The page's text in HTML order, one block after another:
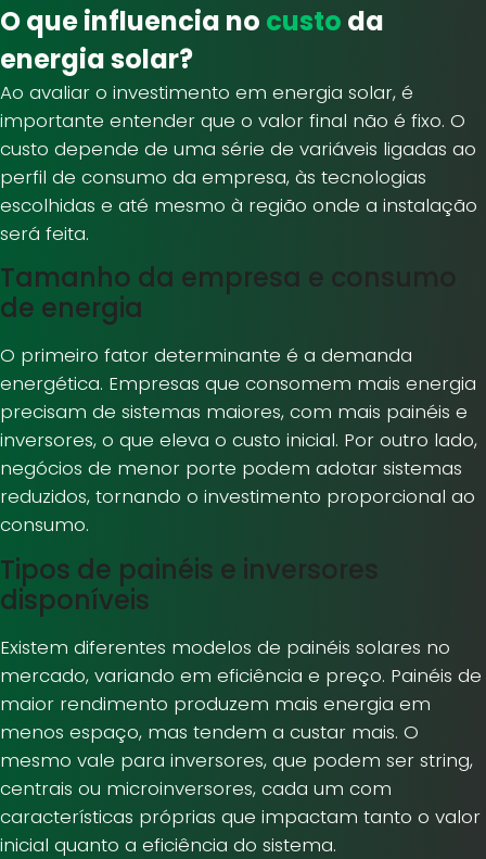
O que influencia no custo da
energia solar?
Ao avaliar o investimento em energia solar, é
importante entender que o valor final não é fixo. O
custo depende de uma série de variáveis ligadas ao
perfil de consumo da empresa, às tecnologias
escolhidas e até mesmo à região onde a instalação
será feita.
Tamanho da empresa e consumo
de energia
O primeiro fator determinante é a demanda
energética. Empresas que consomem mais energia
precisam de sistemas maiores, com mais painéis e
inversores, o que eleva o custo inicial. Por outro lado,
negócios de menor porte podem adotar sistemas
reduzidos, tornando o investimento proporcional ao
consumo.
Tipos de painéis e inversores
disponíveis
Existem diferentes modelos de painéis solares no
mercado, variando em eficiência e preço. Painéis de
maior rendimento produzem mais energia em
menos espaço, mas tendem a custar mais. O
mesmo vale para inversores, que podem ser string,
centrais ou microinversores, cada um com
características próprias que impactam tanto o valor
inicial quanto a eficiência do sistema.